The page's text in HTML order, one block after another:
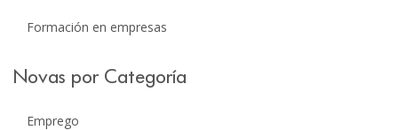
Formación en empresas
Novas por Categoría
Emprego